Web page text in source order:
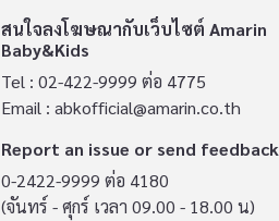
สนใจลงโฆษณากับเว็บไซต์ Amarin
Baby&Kids
Tel : 02-422-9999 ต่อ 4775
Email : abkofficial@amarin.co.th
Report an issue or send feedback
0-2422-9999 ต่อ 4180
(จันทร์ - ศุกร์ เวลา 09.00 - 18.00 น)